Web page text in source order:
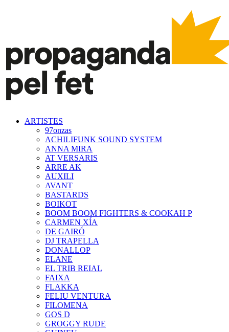
ARTISTES
97onzas
ACHILIFUNK SOUND SYSTEM
ANNA MIRA
AT VERSARIS
ARRE AK
AUXILI
AVANT
BASTARDS
BOIKOT
BOOM BOOM FIGHTERS & COOKAH P
CARMEN XÍA
DE GAIRÓ
DJ TRAPELLA
DONALLOP
ELANE
EL TRIB REIAL
FAIXA
FLAKKA
FELIU VENTURA
FILOMENA
GOS D
GROGGY RUDE